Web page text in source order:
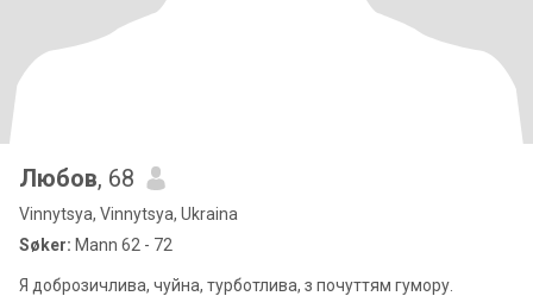
Любов, 68
Vinnytsya, Vinnytsya, Ukraina
Søker: Mann 62 - 72
Я доброзичлива, чуйна, турботлива, з почуттям гумору.